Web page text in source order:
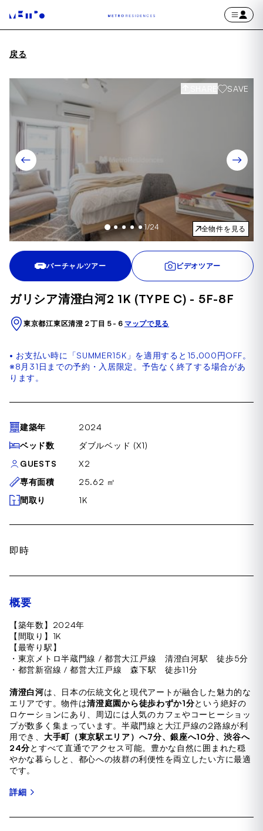
戻る
1
of
24
1/24
SHARE SAVE
全物件を見る
バーチャルツアー ビデオツアー
ガリシア清澄白河2 1K (TYPE C) - 5F-8F
東京都江東区清澄２丁目５-６ マップで見る
• お支払い時に「SUMMER15K」を適用すると15,000円OFF。
※8月31日までの予約・入居限定。予告なく終了する場合があ
ります。
建築年
2024
ベッド数
ダブルベッド (X1)
GUESTS
X2
専有面積
25.62 ㎡
間取り
1K
即時
概要
【築年数】2024年
【間取り】1K
【最寄り駅】
・東京メトロ半蔵門線 / 都営大江戸線 清澄白河駅 徒歩5分
・都営新宿線 / 都営大江戸線 森下駅 徒歩11分
清澄白河は、日本の伝統文化と現代アートが融合した魅力的な
エリアです。物件は清澄庭園から徒歩わずか1分という絶好の
ロケーションにあり、周辺には人気のカフェやコーヒーショッ
プが数多く集まっています。半蔵門線と大江戸線の2路線が利
用でき、 大手町（東京駅エリア）へ7分、銀座へ10分、渋谷へ
24分とすべて直通でアクセス可能。豊かな自然に囲まれた穏
やかな暮らしと、都心への抜群の利便性を両立したい方に最適
です。
詳細